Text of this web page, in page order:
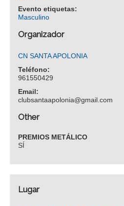
Evento etiquetas:
Masculino
Organizador
CN SANTA APOLONIA
Teléfono:
961550429
Email:
clubsantaapolonia@gmail.com
Other
PREMIOS METÁLICO
SÍ
Lugar